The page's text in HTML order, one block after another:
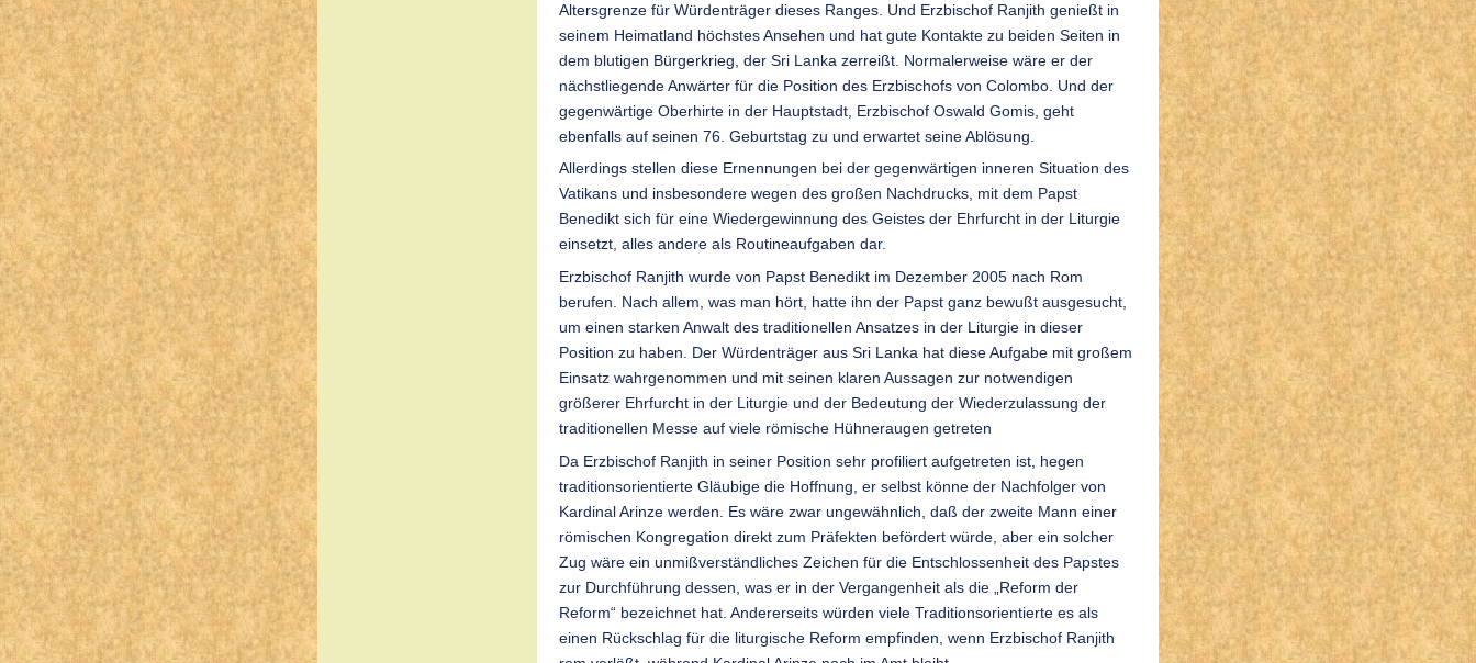
Altersgrenze für Würdenträger dieses Ranges. Und Erzbischof Ranjith genießt in
seinem Heimatland höchstes Ansehen und hat gute Kontakte zu beiden Seiten in
dem blutigen Bürgerkrieg, der Sri Lanka zerreißt. Normalerweise wäre er der
nächstliegende Anwärter für die Position des Erzbischofs von Colombo. Und der
gegenwärtige Oberhirte in der Hauptstadt, Erzbischof Oswald Gomis, geht
ebenfalls auf seinen 76. Geburtstag zu und erwartet seine Ablösung.
Allerdings stellen diese Ernennungen bei der gegenwärtigen inneren Situation des
Vatikans und insbesondere wegen des großen Nachdrucks, mit dem Papst
Benedikt sich für eine Wiedergewinnung des Geistes der Ehrfurcht in der Liturgie
einsetzt, alles andere als Routineaufgaben dar.
Erzbischof Ranjith wurde von Papst Benedikt im Dezember 2005 nach Rom
berufen. Nach allem, was man hört, hatte ihn der Papst ganz bewußt ausgesucht,
um einen starken Anwalt des traditionellen Ansatzes in der Liturgie in dieser
Position zu haben. Der Würdenträger aus Sri Lanka hat diese Aufgabe mit großem
Einsatz wahrgenommen und mit seinen klaren Aussagen zur notwendigen
größerer Ehrfurcht in der Liturgie und der Bedeutung der Wiederzulassung der
traditionellen Messe auf viele römische Hühneraugen getreten
Da Erzbischof Ranjith in seiner Position sehr profiliert aufgetreten ist, hegen
traditionsorientierte Gläubige die Hoffnung, er selbst könne der Nachfolger von
Kardinal Arinze werden. Es wäre zwar ungewähnlich, daß der zweite Mann einer
römischen Kongregation direkt zum Präfekten befördert würde, aber ein solcher
Zug wäre ein unmißverständliches Zeichen für die Entschlossenheit des Papstes
zur Durchführung dessen, was er in der Vergangenheit als die „Reform der
Reform“ bezeichnet hat. Andererseits würden viele Traditionsorientierte es als
einen Rückschlag für die liturgische Reform empfinden, wenn Erzbischof Ranjith